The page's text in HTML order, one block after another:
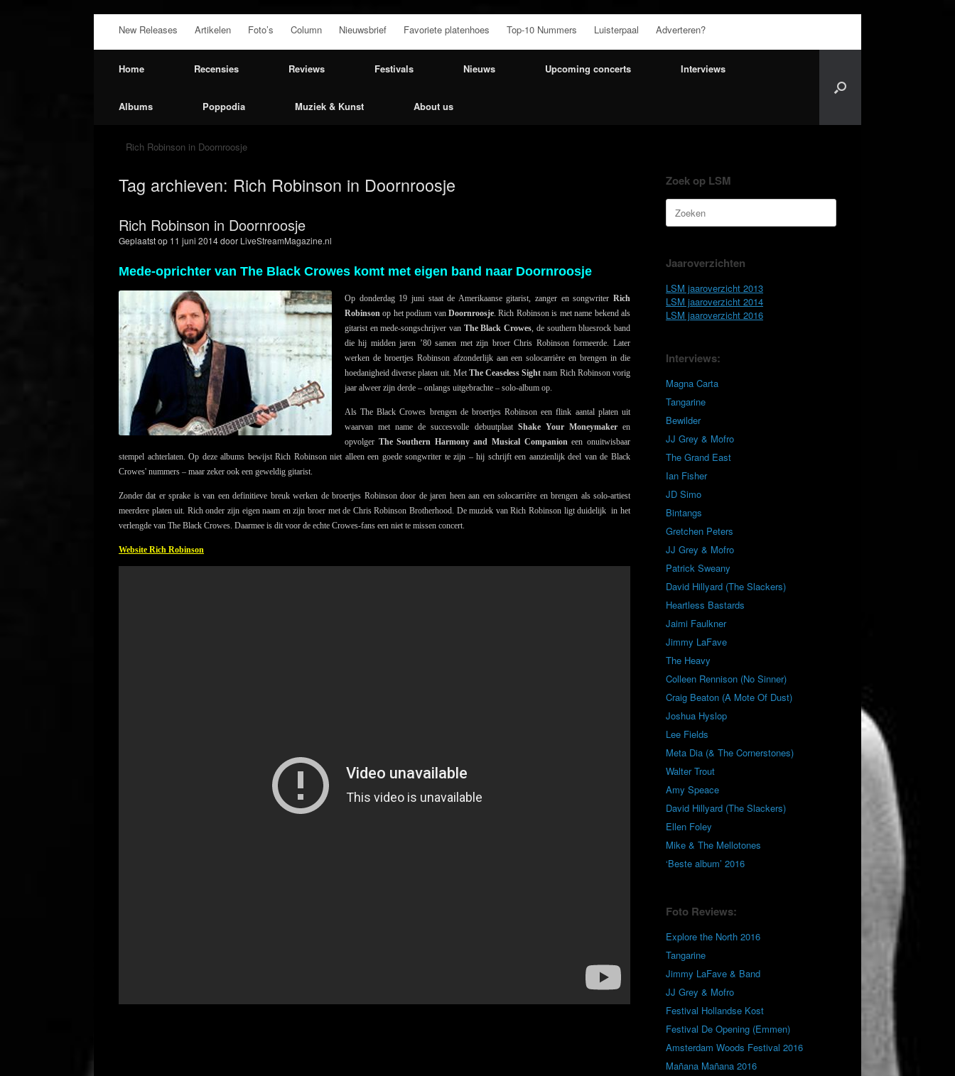
de
New Releases Artikelen Foto’s Column Nieuwsbrief Favoriete platenhoes Top-10 Nummers Luisterpaal Adverteren?
Home Recensies Reviews Festivals Nieuws Upcoming concerts Interviews
Albums Poppodia Muziek & Kunst About us
Rich Robinson in Doornroosje
Tag archieven: Rich Robinson in Doornroosje
Rich Robinson in Doornroosje
Geplaatst op 11 juni 2014door LiveStreamMagazine.nl
Mede-oprichter van The Black Crowes komt met eigen band naar Doornroosje
Op donderdag 19 juni staat de Amerikaanse gitarist, zanger en songwriter Rich
Robinson op het podium vanDoornroosje . Rich Robinson is met name bekend als
gitarist en mede-songschrijver van The Black Crowes , de southern bluesrock band
die hij midden jaren ’80 samen met zijn broer Chris Robinson formeerde. Later
werken de broertjes Robinson afzonderlijk aan een solocarrière en brengen in die
hoedanigheid diverse platen uit. Met The Ceaseless Sight nam Rich Robinson vorig
jaar alweer zijn derde – onlangs uitgebrachte – solo-album op.
Als The Black Crowes brengen de broertjes Robinson een flink aantal platen uit
waarvan met name de succesvolle debuutplaat Shake Your Moneymakeren
opvolger The Southern Harmony and Musical Companion een onuitwisbaar
stempel achterlaten. Op deze albums bewijst Rich Robinson niet alleen een goede songwriter te zijn – hij schrijft een aanzienlijk deel van de Black
Crowes' nummers – maar zeker ook een geweldig gitarist.
Zonder dat er sprake is van een definitieve breuk werken de broertjes Robinson door de jaren heen aan een solocarrière en brengen als solo-artiest
meerdere platen uit. Rich onder zijn eigen naam en zijn broer met de Chris Robinson Brotherhood. De muziek van Rich Robinson ligt duidelijk in het
verlengde van The Black Crowes. Daarmee is dit voor de echte Crowes-fans een niet te missen concert.
Website Rich Robinson
Zoek op LSM
Zoeken
naar:
Jaaroverzichten
LSM jaaroverzicht 2013
LSM jaaroverzicht 2014
LSM jaaroverzicht 2016
Interviews:
Magna Carta
Tangarine
Bewilder
JJ Grey & Mofro
The Grand East
Ian Fisher
JD Simo
Bintangs
Gretchen Peters
JJ Grey & Mofro
Patrick Sweany
David Hillyard (The Slackers)
Heartless Bastards
Jaimi Faulkner
Jimmy LaFave
The Heavy
Colleen Rennison (No Sinner)
Craig Beaton (A Mote Of Dust)
Joshua Hyslop
Lee Fields
Meta Dia (& The Cornerstones)
Walter Trout
Amy Speace
David Hillyard (The Slackers)
Ellen Foley
Mike & The Mellotones
‘Beste album’ 2016
Foto Reviews:
Explore the North 2016
Tangarine
Jimmy LaFave & Band
JJ Grey & Mofro
Festival Hollandse Kost
Festival De Opening (Emmen)
Amsterdam Woods Festival 2016
Mañana Mañana 2016